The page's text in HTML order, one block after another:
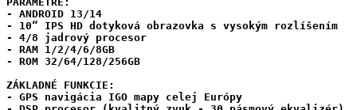
- ANDROID 13/14
- 10“ IPS HD dotyková obrazovka s vysokým rozlíšením
- 4/8 jadrový procesor
- RAM 1/2/4/6/8GB
- ROM 32/64/128/256GB
ZÁKLADNÉ FUNKCIE:
- GPS navigácia IGO mapy celej Európy